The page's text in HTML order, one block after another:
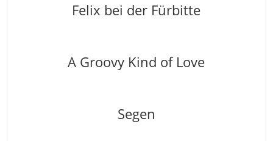
Felix bei der Fürbitte
A Groovy Kind of Love
Segen